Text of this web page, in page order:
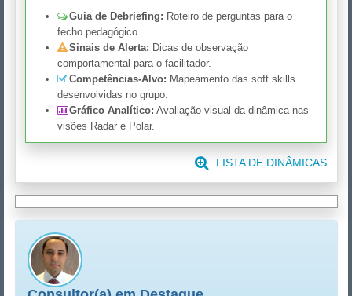
Guia de Debriefing: Roteiro de perguntas para o
fecho pedagógico.
Sinais de Alerta: Dicas de observação
comportamental para o facilitador.
Competências-Alvo: Mapeamento das soft skills
desenvolvidas no grupo.
Gráfico Analítico: Avaliação visual da dinâmica nas
visões Radar e Polar.
LISTA DE DINÂMICAS